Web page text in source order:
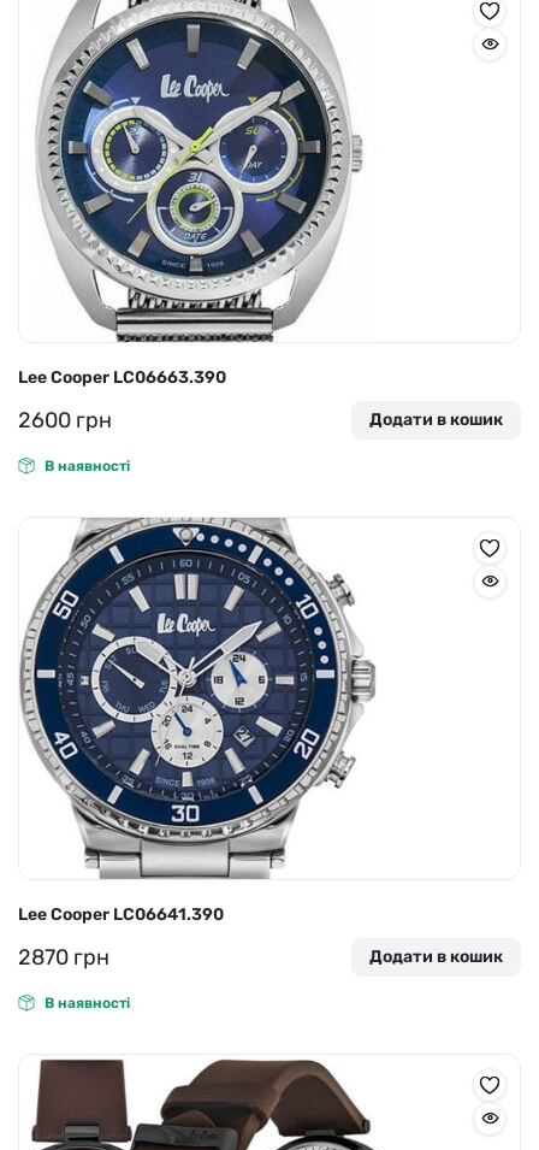
Lee Cooper LC06663.390
2600 грн Додати в кошик
В наявності
Lee Cooper LC06641.390
2870 грн Додати в кошик
В наявності